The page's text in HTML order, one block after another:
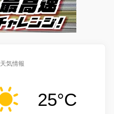
天気情報
25°C